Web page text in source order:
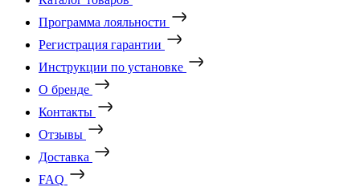
Программа лояльности
Регистрация гарантии
Инструкции по установке
О бренде
Контакты
Отзывы
Доставка
FAQ